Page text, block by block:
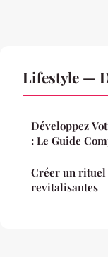
Lifestyle —
Développez
: Le Guide
Créer un rituel
revitalisantes